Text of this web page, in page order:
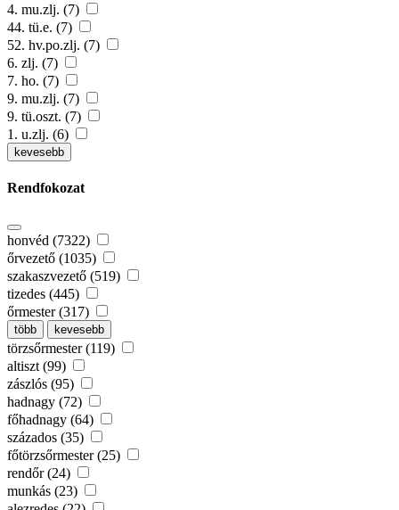
4. mu.zlj. (7)
44. tü.e. (7)
52. hv.po.zlj. (7)
6. zlj. (7)
7. ho. (7)
9. mu.zlj. (7)
9. tü.oszt. (7)
1. u.zlj. (6)
kevesebb
Rendfokozat
honvéd (7322)
őrvezető (1035)
szakaszvezető (519)
tizedes (445)
őrmester (317)
több kevesebb
törzsőrmester (119)
altiszt (99)
zászlós (95)
hadnagy (72)
főhadnagy (64)
százados (35)
főtörzsőrmester (25)
rendőr (24)
munkás (23)